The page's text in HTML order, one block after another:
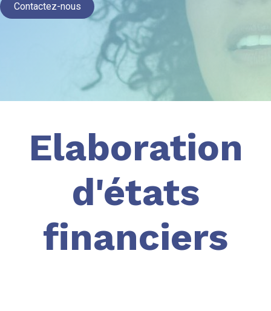
Contactez-nous
Elaboration
d'états
financiers